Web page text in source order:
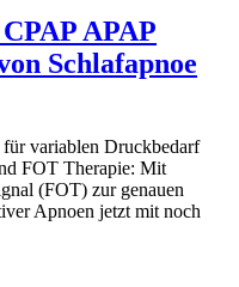
APAP
Schlafapnoe
variablen Druckbedarf
FOT Therapie: Mit
(FOT) zur genauen
Apnoen jetzt mit noch